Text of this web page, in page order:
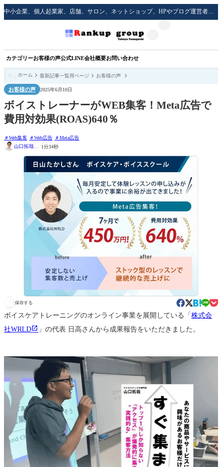
中小企業、個人起業家、店舗、サロン、ネットショップ、HPやブログ運営者のための実践的な集客方法をサポート！
カテゴリーお客様の声公式LINE会社概要お問い合わせ
ホーム 最新記事一覧用ページ お客様の声
お客様の声 2025年6月10日
ボイストレーナーがWEB集客！Meta広告で
費用対効果(ROAS)640％
Web集客 Web広告
Meta広告
山口拓哉
1分34秒
保存する
ボイスケアトレーニングのオンライン事業を展開している「株式会
社WRLD
」の代表 日高さんから成果報告をいただきました。